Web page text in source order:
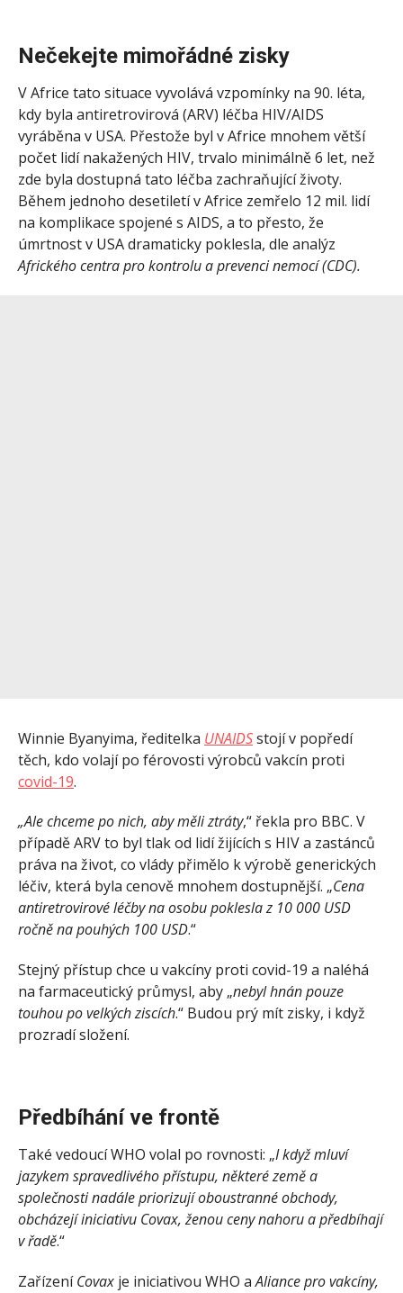
Nečekejte mimořádné zisky
V Africe tato situace vyvolává vzpomínky na 90. léta,
kdy byla antiretrovirová (ARV) léčba HIV/AIDS
vyráběna v USA. Přestože byl v Africe mnohem větší
počet lidí nakažených HIV, trvalo minimálně 6 let, než
zde byla dostupná tato léčba zachraňující životy.
Během jednoho desetiletí v Africe zemřelo 12 mil. lidí
na komplikace spojené s AIDS, a to přesto, že
úmrtnost v USA dramaticky poklesla, dle analýz
Afrického centra pro kontrolu a prevenci nemocí (CDC).
Winnie Byanyima, ředitelka UNAIDSstojí v popředí
těch, kdo volají po férovosti výrobců vakcín proti
covid-19.
„Ale chceme po nich, aby měli ztráty,“ řekla pro BBC. V
případě ARV to byl tlak od lidí žijících s HIV a zastánců
práva na život, co vlády přimělo k výrobě generických
léčiv, která byla cenově mnohem dostupnější. „Cena
antiretrovirové léčby na osobu poklesla z 10 000 USD
ročně na pouhých 100 USD.“
Stejný přístup chce u vakcíny proti covid-19 a naléhá
na farmaceutický průmysl, aby „nebyl hnán pouze
touhou po velkých ziscích.“ Budou prý mít zisky, i když
prozradí složení.
Předbíhání ve frontě
Také vedoucí WHO volal po rovnosti: „I když mluví
jazykem spravedlivého přístupu, některé země a
společnosti nadále priorizují oboustranné obchody,
obcházejí iniciativu Covax, ženou ceny nahoru a předbíhají
v řadě.“
ZařízeníCovax je iniciativou WHO aAliance pro vakcíny,